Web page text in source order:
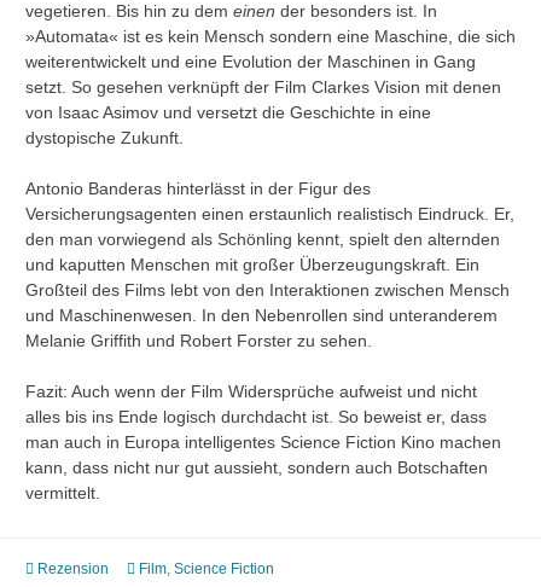
vegetieren. Bis hin zu dem einen der besonders ist. In
»Automata« ist es kein Mensch sondern eine Maschine, die sich
weiterentwickelt und eine Evolution der Maschinen in Gang
setzt. So gesehen verknüpft der Film Clarkes Vision mit denen
von Isaac Asimov und versetzt die Geschichte in eine
dystopische Zukunft.
Antonio Banderas hinterlässt in der Figur des
Versicherungsagenten einen erstaunlich realistisch Eindruck. Er,
den man vorwiegend als Schönling kennt, spielt den alternden
und kaputten Menschen mit großer Überzeugungskraft. Ein
Großteil des Films lebt von den Interaktionen zwischen Mensch
und Maschinenwesen. In den Nebenrollen sind unteranderem
Melanie Griffith und Robert Forster zu sehen.
Fazit: Auch wenn der Film Widersprüche aufweist und nicht
alles bis ins Ende logisch durchdacht ist. So beweist er, dass
man auch in Europa intelligentes Science Fiction Kino machen
kann, dass nicht nur gut aussieht, sondern auch Botschaften
vermittelt.
Rezension Film, Science Fiction